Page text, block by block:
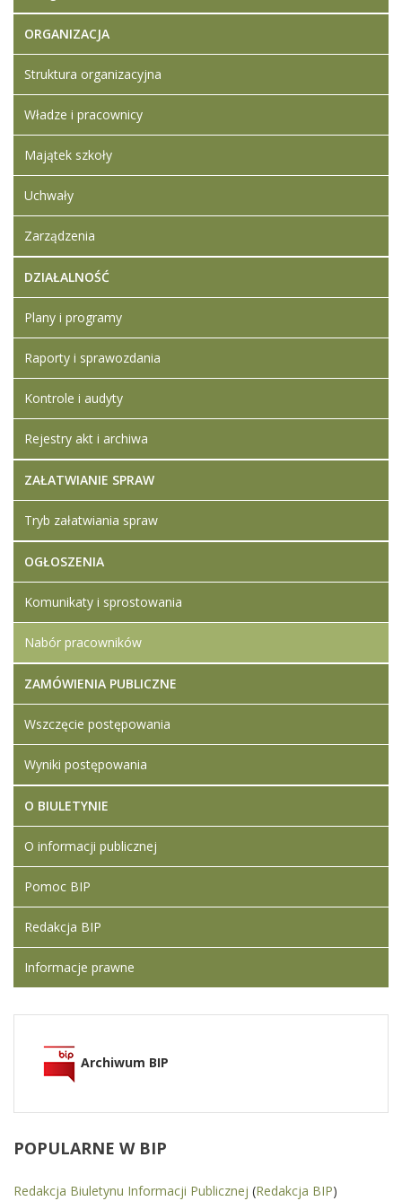
Dodane
załączniki
Kwestionariusz
i oświadczenie
Klauzula
Artykuł został
zmieniony.
ORGANIZACJA
Struktura organizacyjna
Władze i pracownicy
Majątek szkoły
Uchwały
Zarządzenia
DZIAŁALNOŚĆ
Plany i programy
Raporty i sprawozdania
Kontrole i audyty
Rejestry akt i archiwa
ZAŁATWIANIE SPRAW
Tryb załatwiania spraw
OGŁOSZENIA
Komunikaty i sprostowania
Nabór pracowników
ZAMÓWIENIA PUBLICZNE
Wszczęcie postępowania
Wyniki postępowania
O BIULETYNIE
O informacji publicznej
Pomoc BIP
Redakcja BIP
Informacje prawne
Archiwum BIP
POPULARNE W BIP
Redakcja Biuletynu Informacji Publicznej (Redakcja BIP)